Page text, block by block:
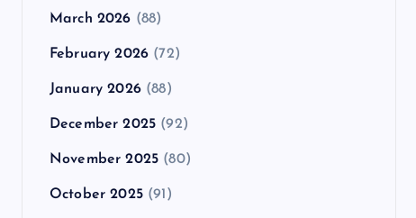
March 2026 (88)
February 2026 (72)
January 2026(88)
December 2025 (92)
November 2025 (80)
October 2025(91)